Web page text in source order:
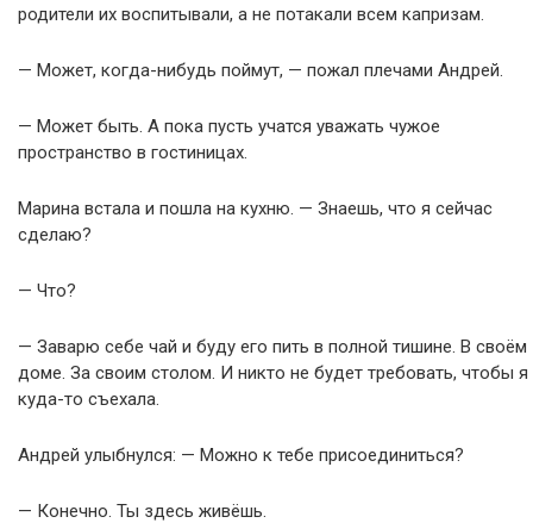
родители их воспитывали, а не потакали всем капризам.
— Может, когда-нибудь поймут, — пожал плечами Андрей.
— Может быть. А пока пусть учатся уважать чужое
пространство в гостиницах.
Марина встала и пошла на кухню. — Знаешь, что я сейчас
сделаю?
— Что?
— Заварю себе чай и буду его пить в полной тишине. В своём
доме. За своим столом. И никто не будет требовать, чтобы я
куда-то съехала.
Андрей улыбнулся: — Можно к тебе присоединиться?
— Конечно. Ты здесь живёшь.